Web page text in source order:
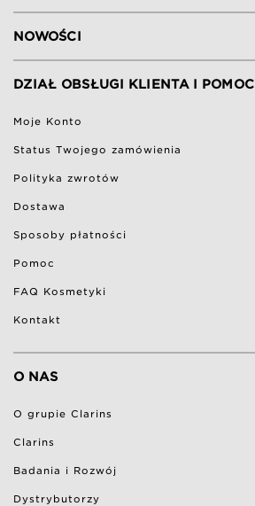
NOWOŚCI
DZIAŁ OBSŁUGI KLIENTA I POMOC
Moje Konto
Status Twojego zamówienia
Polityka zwrotów
Dostawa
Sposoby płatności
Pomoc
FAQ Kosmetyki
Kontakt
O NAS
O grupie Clarins
Clarins
Badania i Rozwój
Dystrybutorzy